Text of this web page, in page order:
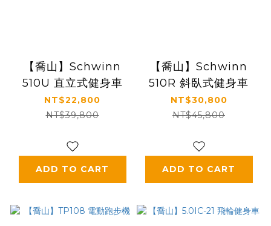
【喬山】Schwinn
510U 直立式健身車
NT$22,800
NT$39,800
ADD TO CART
【喬山】Schwinn
510R 斜臥式健身車
NT$30,800
NT$45,800
ADD TO CART